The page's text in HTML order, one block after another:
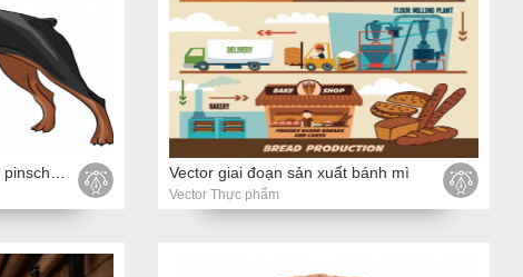
Vector giai đoạn sản xuất bánh mì
Vector Thực phẩm